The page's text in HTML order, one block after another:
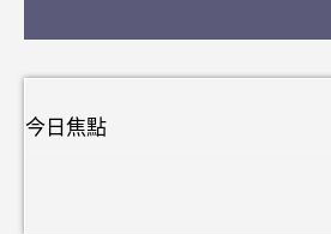
今日焦點